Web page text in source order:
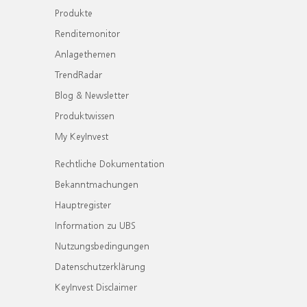
Produkte
Renditemonitor
Anlagethemen
TrendRadar
Blog & Newsletter
Produktwissen
My KeyInvest
Rechtliche Dokumentation
Bekanntmachungen
Hauptregister
Information zu UBS
Nutzungsbedingungen
Datenschutzerklärung
KeyInvest Disclaimer